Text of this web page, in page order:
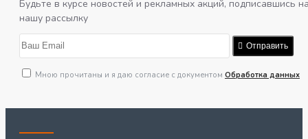
Будьте в курсе новостей и рекламных акций, подписавшись
нашу рассылку
Отправить
Мною прочитаны и я даю согласие с документом Обработка данных